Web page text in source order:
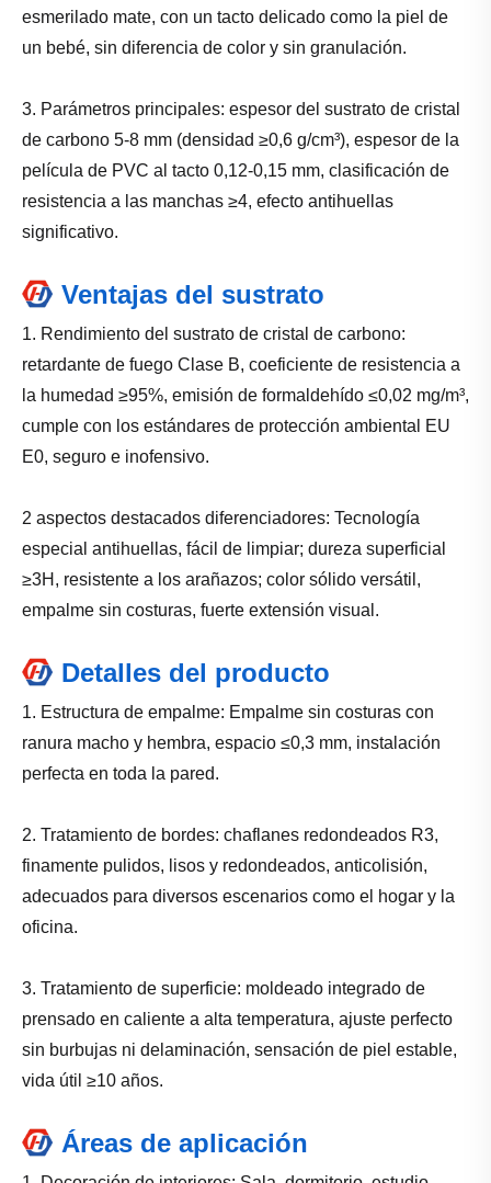
esmerilado mate, con un tacto delicado como la piel de
un bebé, sin diferencia de color y sin granulación.
3. Parámetros principales: espesor del sustrato de cristal
de carbono 5-8 mm (densidad ≥0,6 g/cm³), espesor de la
película de PVC al tacto 0,12-0,15 mm, clasificación de
resistencia a las manchas ≥4, efecto antihuellas
significativo.
Ventajas del sustrato
1. Rendimiento del sustrato de cristal de carbono:
retardante de fuego Clase B, coeficiente de resistencia a
la humedad ≥95%, emisión de formaldehído ≤0,02 mg/m³,
cumple con los estándares de protección ambiental EU
E0, seguro e inofensivo.
2 aspectos destacados diferenciadores: Tecnología
especial antihuellas, fácil de limpiar; dureza superficial
≥3H, resistente a los arañazos; color sólido versátil,
empalme sin costuras, fuerte extensión visual.
Detalles del producto
1. Estructura de empalme: Empalme sin costuras con
ranura macho y hembra, espacio ≤0,3 mm, instalación
perfecta en toda la pared.
2. Tratamiento de bordes: chaflanes redondeados R3,
finamente pulidos, lisos y redondeados, anticolisión,
adecuados para diversos escenarios como el hogar y la
oficina.
3. Tratamiento de superficie: moldeado integrado de
prensado en caliente a alta temperatura, ajuste perfecto
sin burbujas ni delaminación, sensación de piel estable,
vida útil ≥10 años.
Áreas de aplicación